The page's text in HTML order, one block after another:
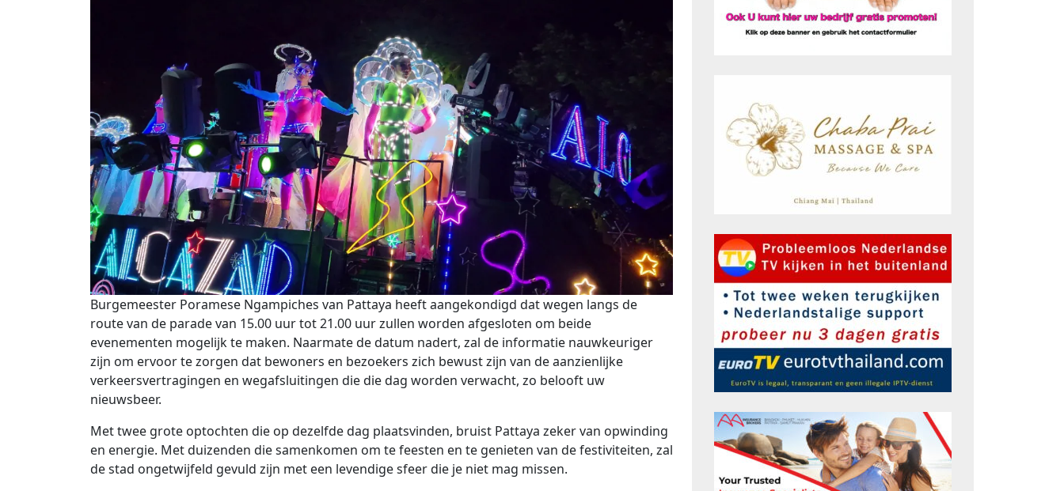
Burgemeester Poramese Ngampiches van Pattaya heeft aangekondigd dat wegen langs de
route van de parade van 15.00 uur tot 21.00 uur zullen worden afgesloten om beide
evenementen mogelijk te maken. Naarmate de datum nadert, zal de informatie nauwkeuriger
zijn om ervoor te zorgen dat bewoners en bezoekers zich bewust zijn van de aanzienlijke
verkeersvertragingen en wegafsluitingen die die dag worden verwacht, zo belooft uw
nieuwsbeer.
Met twee grote optochten die op dezelfde dag plaatsvinden, bruist Pattaya zeker van opwinding
en energie. Met duizenden die samenkomen om te feesten en te genieten van de festiviteiten, zal
de stad ongetwijfeld gevuld zijn met een levendige sfeer die je niet mag missen.